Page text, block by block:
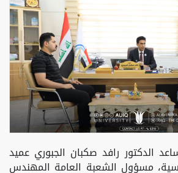
الدكتور رافد صكبان الجبوري عميد
مسؤول الشعبة العامة المهندس